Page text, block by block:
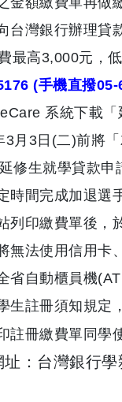
台灣銀行辦理貸
最高3,000元，
(手機直撥
系統下載
3月3日(二)前將
修生就學貸款申
時間完成加退選
列印繳費單後，
無法使用信用卡
省自動櫃員機
生註冊須知規定，
冊繳費單同學
：台灣銀行學